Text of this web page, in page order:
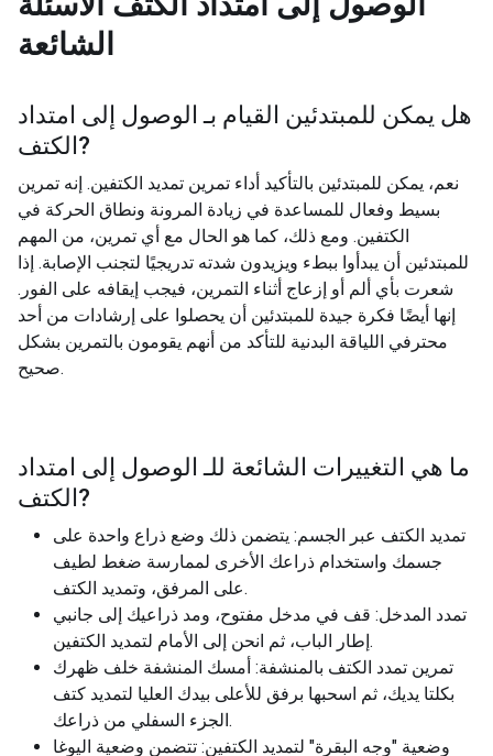
الشائعة
هل يمكن للمبتدئين القيام بـ الوصول إلى امتداد
الكتف?
نعم، يمكن للمبتدئين بالتأكيد أداء تمرين تمديد الكتفين. إنه تمرين
بسيط وفعال للمساعدة في زيادة المرونة ونطاق الحركة في
الكتفين. ومع ذلك، كما هو الحال مع أي تمرين، من المهم
للمبتدئين أن يبدأوا ببطء ويزيدون شدته تدريجيًا لتجنب الإصابة. إذا
شعرت بأي ألم أو إزعاج أثناء التمرين، فيجب إيقافه على الفور.
إنها أيضًا فكرة جيدة للمبتدئين أن يحصلوا على إرشادات من أحد
محترفي اللياقة البدنية للتأكد من أنهم يقومون بالتمرين بشكل
صحيح.
ما هي التغييرات الشائعة للـ الوصول إلى امتداد
الكتف?
تمديد الكتف عبر الجسم: يتضمن ذلك وضع ذراع واحدة على
جسمك واستخدام ذراعك الأخرى لممارسة ضغط لطيف
على المرفق، وتمديد الكتف.
تمدد المدخل: قف في مدخل مفتوح، ومد ذراعيك إلى جانبي
إطار الباب، ثم انحن إلى الأمام لتمديد الكتفين.
تمرين تمدد الكتف بالمنشفة: أمسك المنشفة خلف ظهرك
بكلتا يديك، ثم اسحبها برفق للأعلى بيدك العليا لتمديد كتف
الجزء السفلي من ذراعك.
وضعية "وجه البقرة" لتمديد الكتفين: تتضمن وضعية اليوغا